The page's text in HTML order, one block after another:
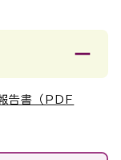
告書 （PDF